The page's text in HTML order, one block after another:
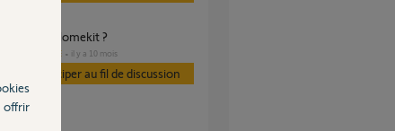
et Homekit ?
DOMOTIQUE il y a 10 mois
Participer au fil de discussion
offrir